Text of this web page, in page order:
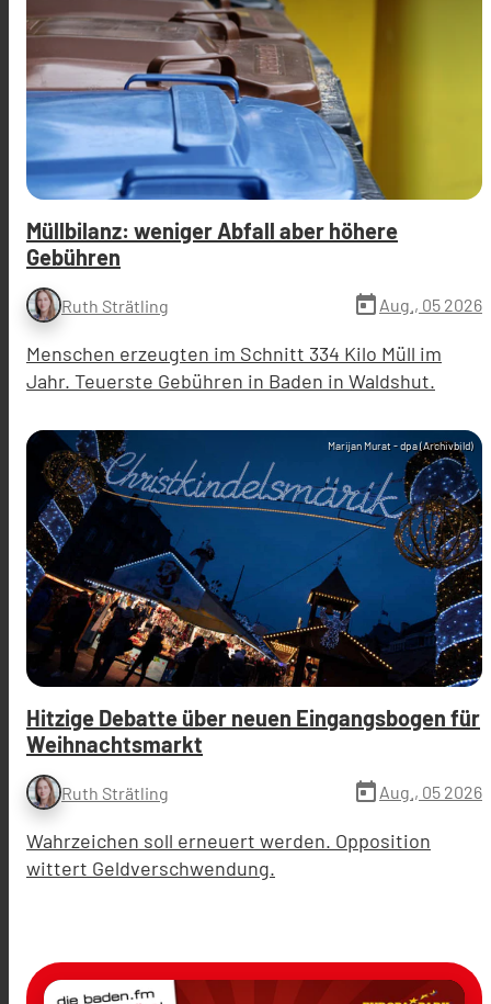
Müllbilanz: weniger Abfall aber höhere
Gebühren
Ruth Strätling today Aug., 05 2026
Menschen erzeugten im Schnitt 334 Kilo Müll im
Jahr. Teuerste Gebühren in Baden in Waldshut.
Marijan Murat - dpa (Archivbild)
Hitzige Debatte über neuen Eingangsbogen für
Weihnachtsmarkt
Ruth Strätling today Aug., 05 2026
Wahrzeichen soll erneuert werden. Opposition
wittert Geldverschwendung.